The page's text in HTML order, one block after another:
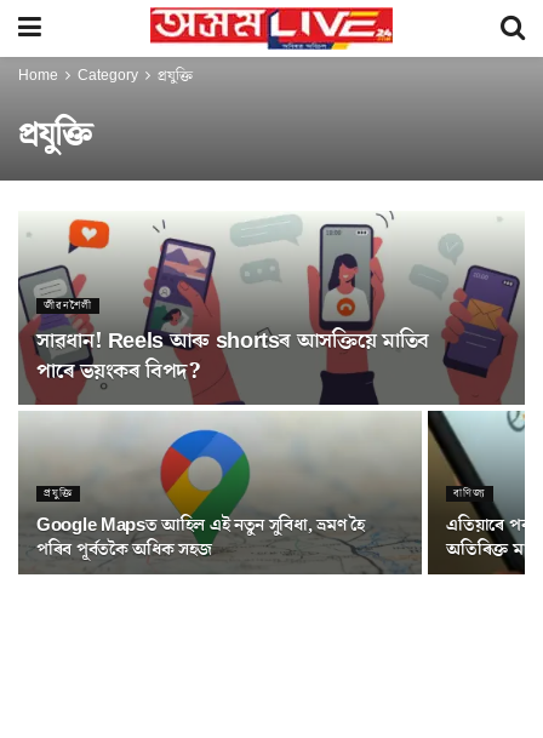
Home Category প্ৰযুক্তি
প্ৰযুক্তি
জীৱনশৈলী
সাৱধান! Reels আৰু shortsৰ আসক্তিয়ে মাতিব
পাৰে ভয়ংকৰ বিপদ?
প্ৰযুক্তি
Google Mapsত আহিল এই নতুন সুবিধা, ভ্ৰমণ হৈ
পৰিব পূৰ্বতকৈ অধিক সহজ
বাণিজ্য
এতিয়াৰে পৰা
অতিৰিক্ত